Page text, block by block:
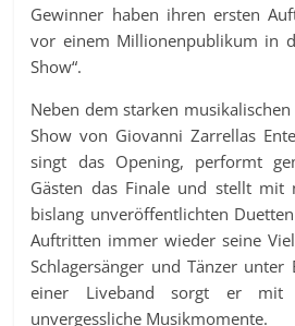
Gewinner haben ihren ersten
vor einem Millionenpublikum in
Show“.
Neben dem starken
Show von Giovanni Zarrellas
singt das Opening, performt
Gästen das Finale und stellt mit
bislang unveröffentlichten
Auftritten immer wieder seine
Schlagersänger und Tänzer unter
einer Liveband sorgt er mit
unvergessliche Musikmomente.